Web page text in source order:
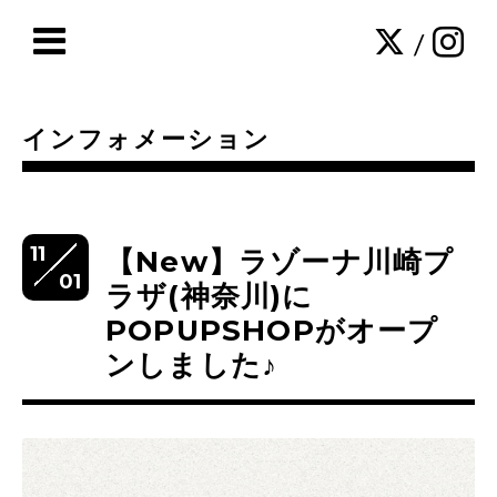
/
インフォメーション
11
01
【New】ラゾーナ川崎プ
ラザ(神奈川)に
POPUPSHOPがオープ
ンしました♪